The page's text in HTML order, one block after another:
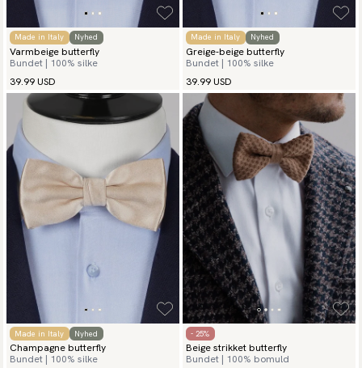
Made in Italy Nyhed
Varmbeige butterfly
Bundet | 100% silke
39.99 USD
Made in Italy Nyhed
Greige-beige butterfly
Bundet | 100% silke
39.99 USD
Made in Italy Nyhed
Champagne butterfly
Bundet | 100% silke
- 25%
Beige strikket butterfly
Bundet | 100% bomuld